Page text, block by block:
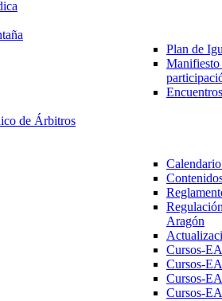
Plan de
de Árbitros
Aragón
Cursos-
Cursos-
Cursos-
Cursos-